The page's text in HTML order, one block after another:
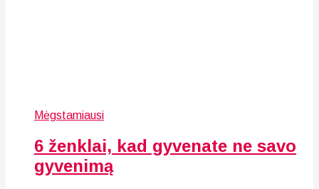
Mėgstamiausi
6 ženklai, kad gyvenate ne savo
gyvenimą